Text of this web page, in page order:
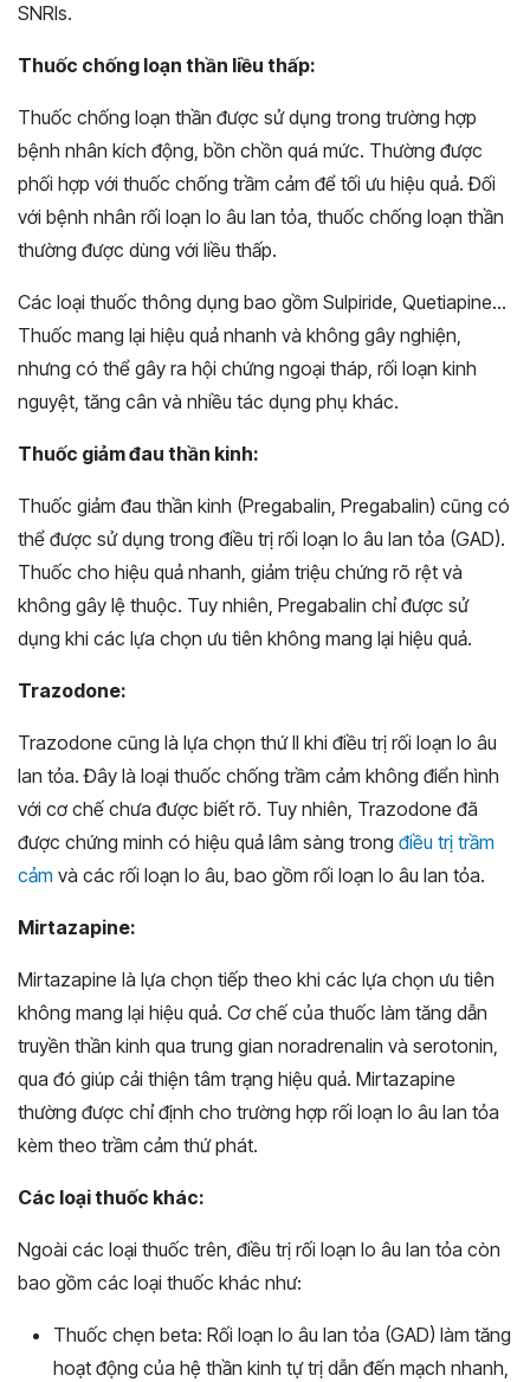
SNRIs.
Thuốc chống loạn thần liều thấp:
Thuốc chống loạn thần được sử dụng trong trường hợp
bệnh nhân kích động, bồn chồn quá mức. Thường được
phối hợp với thuốc chống trầm cảm để tối ưu hiệu quả. Đối
với bệnh nhân rối loạn lo âu lan tỏa, thuốc chống loạn thần
thường được dùng với liều thấp.
Các loại thuốc thông dụng bao gồm Sulpiride, Quetiapine…
Thuốc mang lại hiệu quả nhanh và không gây nghiện,
nhưng có thể gây ra hội chứng ngoại tháp, rối loạn kinh
nguyệt, tăng cân và nhiều tác dụng phụ khác.
Thuốc giảm đau thần kinh:
Thuốc giảm đau thần kinh (Pregabalin, Pregabalin) cũng có
thể được sử dụng trong điều trị rối loạn lo âu lan tỏa (GAD).
Thuốc cho hiệu quả nhanh, giảm triệu chứng rõ rệt và
không gây lệ thuộc. Tuy nhiên, Pregabalin chỉ được sử
dụng khi các lựa chọn ưu tiên không mang lại hiệu quả.
Trazodone:
Trazodone cũng là lựa chọn thứ II khi điều trị rối loạn lo âu
lan tỏa. Đây là loại thuốc chống trầm cảm không điển hình
với cơ chế chưa được biết rõ. Tuy nhiên, Trazodone đã
được chứng minh có hiệu quả lâm sàng trong điều trị trầm
cảm và các rối loạn lo âu, bao gồm rối loạn lo âu lan tỏa.
Mirtazapine:
Mirtazapine là lựa chọn tiếp theo khi các lựa chọn ưu tiên
không mang lại hiệu quả. Cơ chế của thuốc làm tăng dẫn
truyền thần kinh qua trung gian noradrenalin và serotonin,
qua đó giúp cải thiện tâm trạng hiệu quả. Mirtazapine
thường được chỉ định cho trường hợp rối loạn lo âu lan tỏa
kèm theo trầm cảm thứ phát.
Các loại thuốc khác:
Ngoài các loại thuốc trên, điều trị rối loạn lo âu lan tỏa còn
bao gồm các loại thuốc khác như:
Thuốc chẹn beta: Rối loạn lo âu lan tỏa (GAD) làm tăng
hoạt động của hệ thần kinh tự trị dẫn đến mạch nhanh,